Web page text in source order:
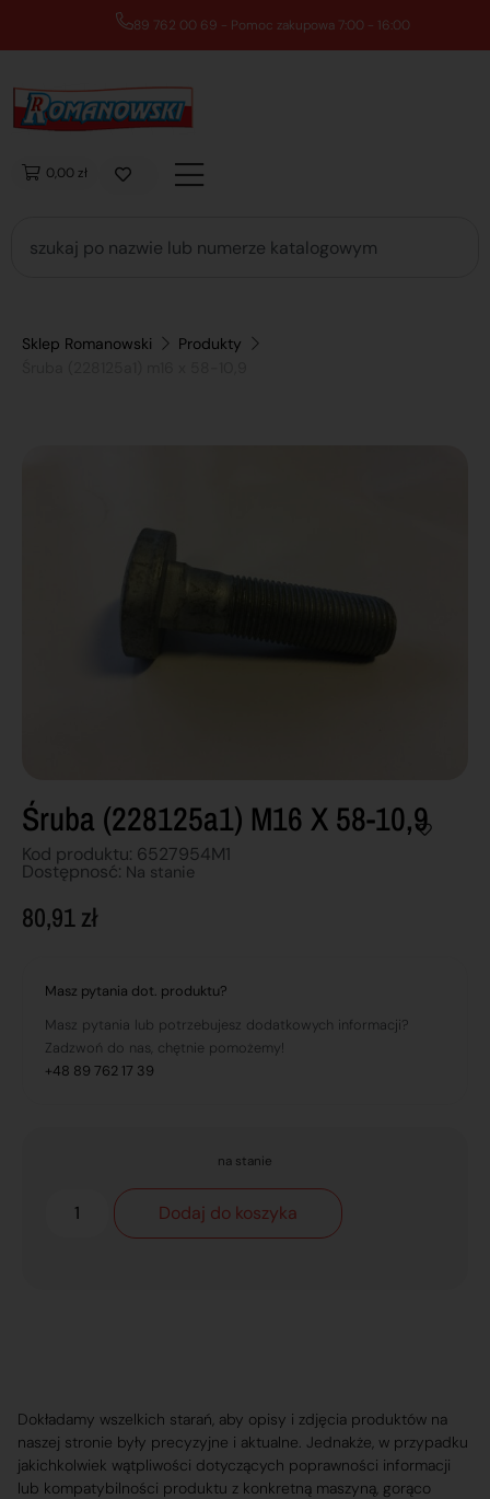
89 762 00 69 - Pomoc zakupowa 7:00 - 16:00
0,00 zł
Sklep Romanowski
Produkty
Śruba (228125a1) M16 X 58-10,9
Kod produktu: 6527954M1
Dostępnosć: Na stanie
80,91zł
Masz pytania dot. produktu?
Masz pytania lub potrzebujesz dodatkowych informacji?
Zadzwoń do nas, chętnie pomożemy!
+48 89 762 17 39
na stanie
Dodaj do koszyka
Dokładamy wszelkich starań, aby opisy i zdjęcia produktów na
naszej stronie były precyzyjne i aktualne. Jednakże, w przypadku
jakichkolwiek wątpliwości dotyczących poprawności informacji
lub kompatybilności produktu z konkretną maszyną, gorąco